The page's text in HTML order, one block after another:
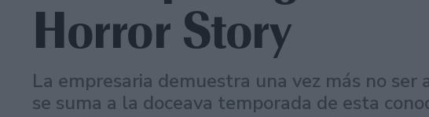
Horror Story
La empresaria demuestra una vez más no ser
se suma a la doceava temporada de esta